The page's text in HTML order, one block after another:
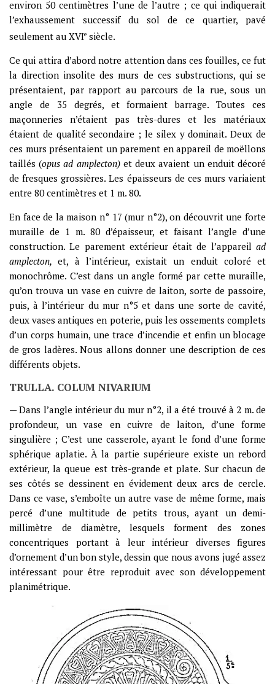
environ 50 centimètres l’une de l’autre ; ce qui indiquerait
l’exhaussement successif du sol de ce quartier, pavé
seulement au XVIe siècle.
Ce qui attira d’abord notre attention dans ces fouilles, ce fut
la direction insolite des murs de ces substructions, qui se
présentaient, par rapport au parcours de la rue, sous un
angle de 35 degrés, et formaient barrage. Toutes ces
maçonneries n’étaient pas très-dures et les matériaux
étaient de qualité secondaire ; le silex y dominait. Deux de
ces murs présentaient un parement en appareil de moëllons
taillés (opus ad amplecton) et deux avaient un enduit décoré
de fresques grossières. Les épaisseurs de ces murs variaient
entre 80 centimètres et 1 m. 80.
En face de la maison n° 17 (mur n°2), on découvrit une forte
muraille de 1 m. 80 d’épaisseur, et faisant l’angle d’une
construction. Le parement extérieur était de l’appareil ad
amplecton,et, à l’intérieur, existait un enduit coloré et
monochrôme. C’est dans un angle formé par cette muraille,
qu’on trouva un vase en cuivre de laiton, sorte de passoire,
puis, à l’intérieur du mur n°5 et dans une sorte de cavité,
deux vases antiques en poterie, puis les ossements complets
d’un corps humain, une trace d’incendie et enfin un blocage
de gros ladères. Nous allons donner une description de ces
différents objets.
TRULLA. COLUM NIVARIUM
— Dans l’angle intérieur du mur n°2, il a été trouvé à 2 m. de
profondeur, un vase en cuivre de laiton, d’une forme
singulière ; C’est une casserole, ayant le fond d’une forme
sphérique aplatie. À la partie supérieure existe un rebord
extérieur, la queue est très-grande et plate. Sur chacun de
ses côtés se dessinent en évidement deux arcs de cercle.
Dans ce vase, s’emboîte un autre vase de même forme, mais
percé d’une multitude de petits trous, ayant un demi-
millimètre de diamètre, lesquels forment des zones
concentriques portant à leur intérieur diverses figures
d’ornement d’un bon style, dessin que nous avons jugé assez
intéressant pour être reproduit avec son développement
planimétrique.